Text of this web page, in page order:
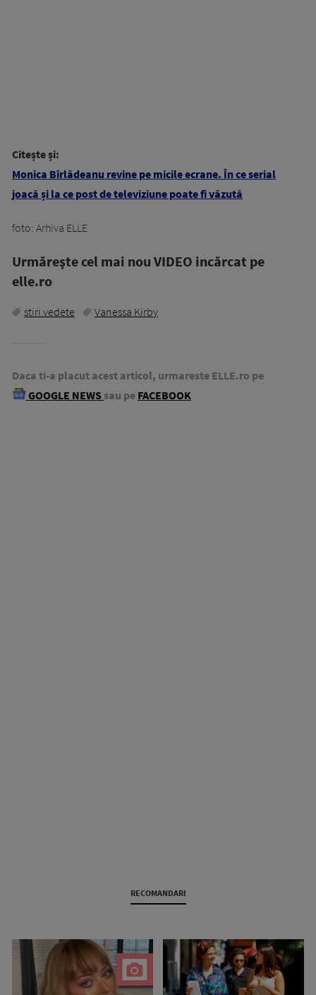
Citește și:
Monica Bîrlădeanu revine pe micile ecrane. În ce serial
joacă și la ce post de televiziune poate fi văzută
foto: Arhiva ELLE
Urmăreşte cel mai nou VIDEO incărcat pe
elle.ro
stiri vedete Vanessa Kirby
Daca ti-a placut acest articol, urmareste ELLE.ro pe
GOOGLE NEWS sau pe FACEBOOK
RECOMANDARI